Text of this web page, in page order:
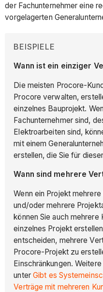
der Fachunternehmer eine
vorgelagerten
BEISPIELE
Wann ist ein einziger
Die meisten Procore-
Procore verwalten,
einzelnes Bauprojekt.
Fachunternehmer sind,
Elektroarbeiten sind,
mit einem
erstellen, die Sie für
Wann sind mehrere
Wenn ein Projekt
und/oder mehrere
können Sie auch mehrere
einzelnes Projekt
entscheiden, mehrere
Procore-Projekt zu
Einschränkungen.
unter Gibt es
Verträge mit mehreren